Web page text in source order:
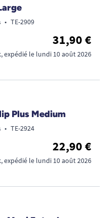
• TE-2909
31,90 €
, expédié le lundi 10 août 2026
Plus Medium
• TE-2924
22,90 €
, expédié le lundi 10 août 2026